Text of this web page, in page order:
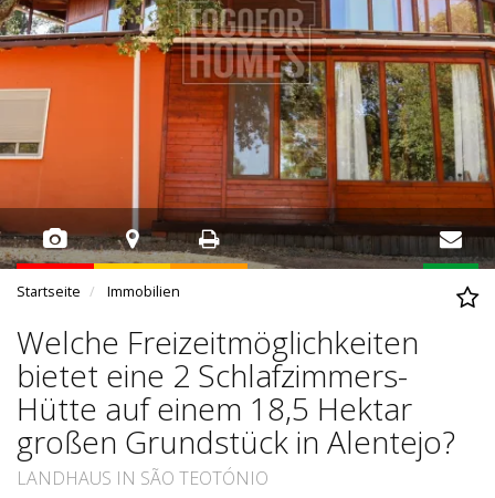
Startseite Immobilien
Welche Freizeitmöglichkeiten
bietet eine 2 Schlafzimmers-
Hütte auf einem 18,5 Hektar
großen Grundstück in Alentejo?
LANDHAUS IN SÃO TEOTÓNIO